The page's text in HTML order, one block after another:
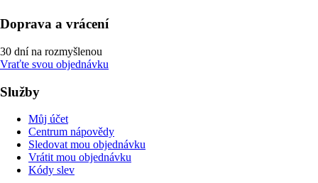
Doprava a vrácení
30 dní na rozmyšlenou
Vraťte svou objednávku
Služby
Můj účet
Centrum nápovědy
Sledovat mou objednávku
Vrátit mou objednávku
Kódy slev